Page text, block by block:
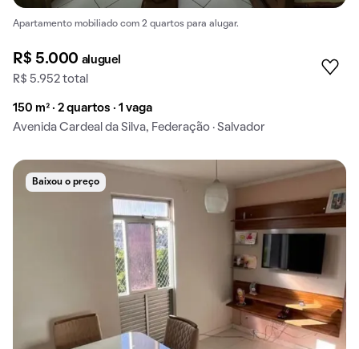
Apartamento mobiliado com 2 quartos para alugar.
R$ 5.000 aluguel
R$ 5.952 total
150 m² · 2 quartos · 1 vaga
Avenida Cardeal da Silva, Federação · Salvador
Baixou o preço